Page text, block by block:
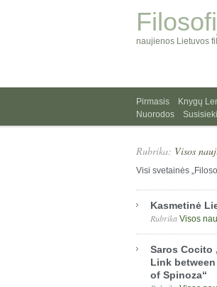
naujienos Lietuvos
Pirmasis Knygų
Nuorodos
Rubrika: Visos
Visi svetainės
Kasmetinė
Rubrika Visos
Saros Cocito
Link
of Spinoza“